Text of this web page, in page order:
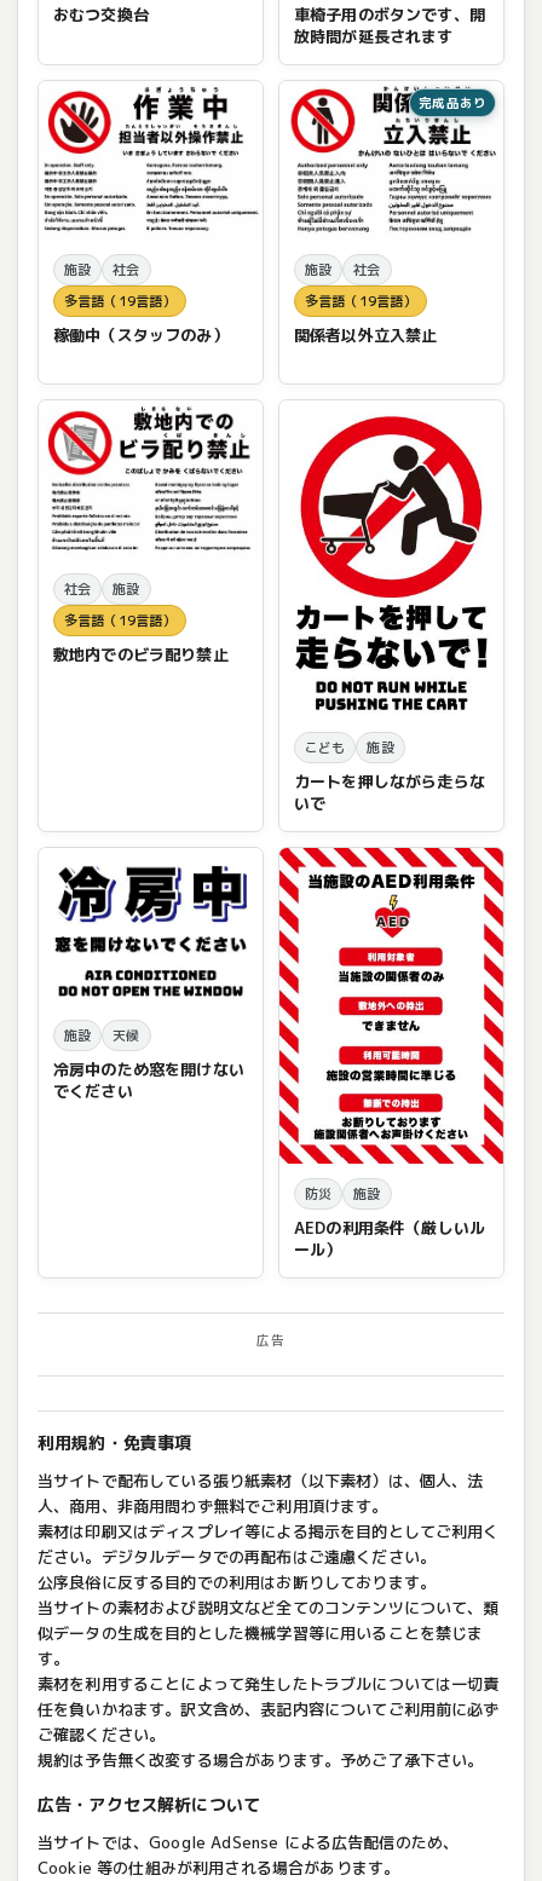
おむつ交換台
車椅子用のボタンです、開
放時間が延長されます
施設
社会
多言語（19言語）
稼働中（スタッフのみ）
完成品あり
施設
社会
多言語（19言語）
関係者以外立入禁止
社会
施設
多言語（19言語）
敷地内でのビラ配り禁止
こども 施設
カートを押しながら走らな
いで
施設 天候
冷房中のため窓を開けない
でください
防災 施設
AEDの利用条件（厳しいル
ール）
広告
利用規約・免責事項
当サイトで配布している張り紙素材（以下素材）は、個人、法
人、商用、非商用問わず無料でご利用頂けます。
素材は印刷又はディスプレイ等による掲示を目的としてご利用く
ださい。デジタルデータでの再配布はご遠慮ください。
公序良俗に反する目的での利用はお断りしております。
当サイトの素材および説明文など全てのコンテンツについて、類
似データの生成を目的とした機械学習等に用いることを禁じま
す。
素材を利用することによって発生したトラブルについては一切責
任を負いかねます。訳文含め、表記内容についてご利用前に必ず
ご確認ください。
規約は予告無く改変する場合があります。予めご了承下さい。
広告・アクセス解析について
当サイトでは、Google AdSense による広告配信のため、
Cookie 等の仕組みが利用される場合があります。